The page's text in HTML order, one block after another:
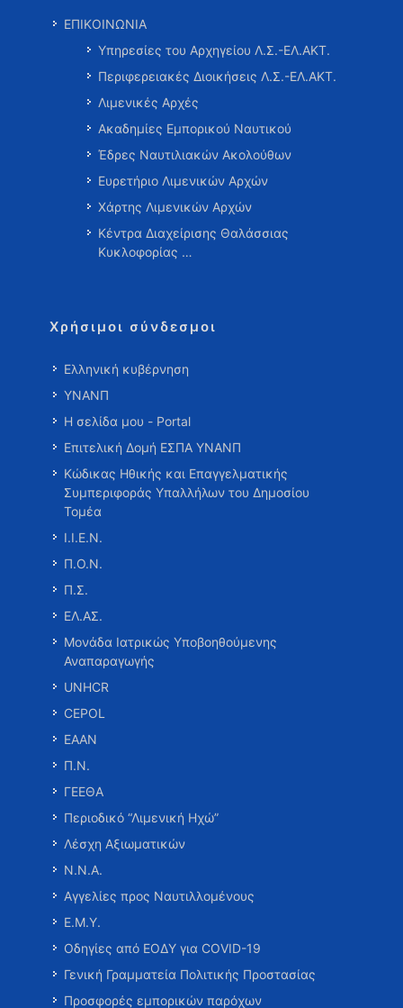
ΕΠΙΚΟΙΝΩΝΙΑ
Υπηρεσίες του Αρχηγείου Λ.Σ.-ΕΛ.ΑΚΤ.
Περιφερειακές Διοικήσεις Λ.Σ.-ΕΛ.ΑΚΤ.
Λιμενικές Αρχές
Ακαδημίες Εμπορικού Ναυτικού
Έδρες Ναυτιλιακών Ακολούθων
Ευρετήριο Λιμενικών Αρχών
Χάρτης Λιμενικών Αρχών
Κέντρα Διαχείρισης Θαλάσσιας
Κυκλοφορίας …
Χρήσιμοι σύνδεσμοι
Ελληνική κυβέρνηση
ΥΝΑΝΠ
Η σελίδα μου - Portal
Επιτελική Δομή ΕΣΠΑ ΥΝΑΝΠ
Κώδικας Ηθικής και Επαγγελματικής
Συμπεριφοράς Υπαλλήλων του Δημοσίου
Τομέα
Ι.Ι.Ε.Ν.
Π.Ο.Ν.
Π.Σ.
ΕΛ.ΑΣ.
Μονάδα Ιατρικώς Υποβοηθούμενης
Αναπαραγωγής
UNHCR
CEPOL
ΕΑΑΝ
Π.Ν.
ΓΕΕΘΑ
Περιοδικό “Λιμενική Ηχώ”
Λέσχη Αξιωματικών
Ν.Ν.Α.
Αγγελίες προς Ναυτιλλομένους
Ε.Μ.Υ.
Οδηγίες από ΕΟΔΥ για COVID-19
Γενική Γραμματεία Πολιτικής Προστασίας
Προσφορές εμπορικών παρόχων